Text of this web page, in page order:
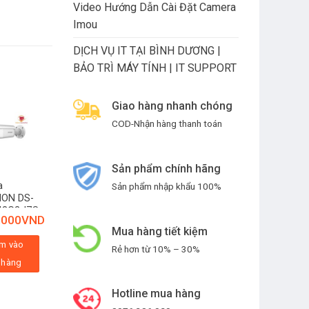
Video Hướng Dẫn Cài Đặt Camera
Imou
DỊCH VỤ IT TẠI BÌNH DƯƠNG |
BẢO TRÌ MÁY TÍNH | IT SUPPORT
Giao hàng nhanh chóng
COD-Nhận hàng thanh toán
Sản phẩm chính hãng
Sản phẩm nhập khẩu 100%
Mua hàng tiết kiệm
Rẻ hơn từ 10% – 30%
Hotline mua hàng
DS-
IZS
VND
vào
-6%
Camera Hikvision
1.150.000VND
Thêm vào